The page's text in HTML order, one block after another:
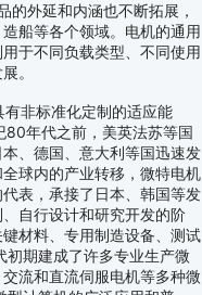
的外延和内涵也不断拓展，
船等各个领域。电机的通用
于不同负载类型、不同使用
。
非标准化定制的适应能
80年代之前，美英法苏等国
、德国、意大利等国迅速发
球内的产业转移，微特电机
表，承接了日本、韩国等发
自行设计和研究开发的阶
材料、专用制造设备、测试
期建成了许多专业生产微
流和直流伺服电机等多种微